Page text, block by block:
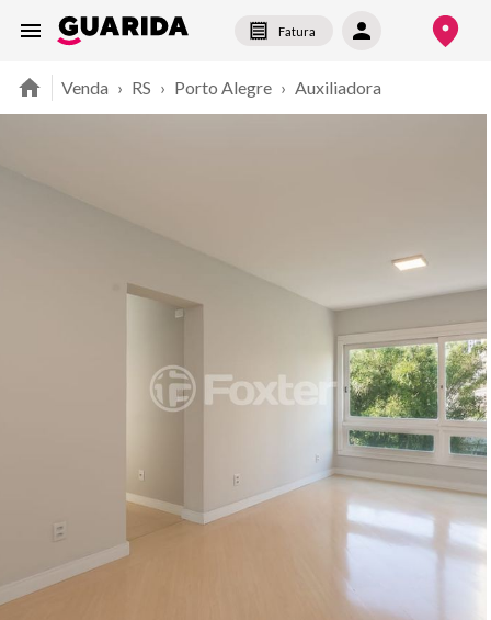
Fatura
Venda › RS › Porto Alegre › Auxiliadora